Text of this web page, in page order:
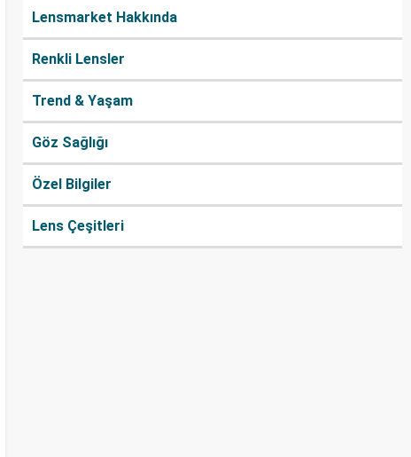
Lensmarket Hakkında
Renkli Lensler
Trend & Yaşam
Göz Sağlığı
Özel Bilgiler
Lens Çeşitleri